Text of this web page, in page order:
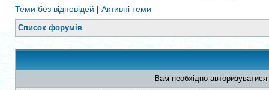
Теми без відповідей | Активні теми
Список форумів
Вам необхідно